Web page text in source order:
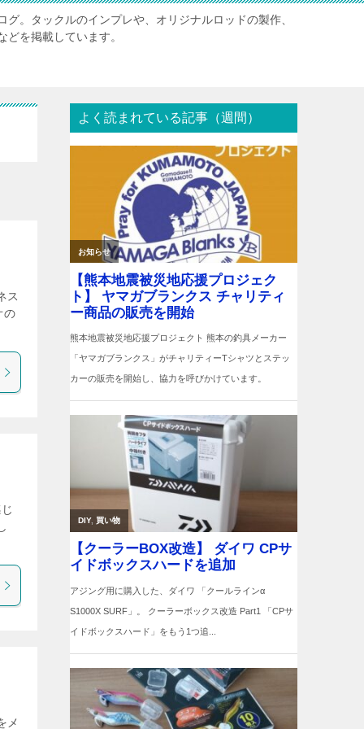
。タックルのインプレや、オリジナルロッドの製作、
を掲載しています。
ス
の
メ
よく読まれている記事（週間）